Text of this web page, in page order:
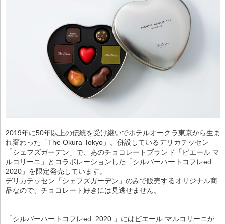
2019年に50年以上の伝統を受け継いでホテルオークラ東京から生ま
れ変わった「The Okura Tokyo」。併設しているデリカテッセン
「シェフズガーデン」で、あのチョコレートブランド「ピエール マ
ルコリーニ」とコラボレーションした「シルバーハートコフレed.
2020」を限定発売しています。
デリカテッセン「シェフズガーデン」のみで販売するオリジナル商
品なので、チョコレート好きには見逃せません。
「シルバーハートコフレed. 2020 」にはピエール マルコリーニが